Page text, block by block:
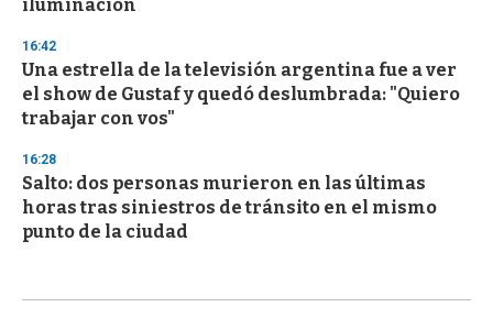
iluminación
16:42
Una estrella de la televisión argentina fue a ver
el show de Gustaf y quedó deslumbrada: "Quiero
trabajar con vos"
16:28
Salto: dos personas murieron en las últimas
horas tras siniestros de tránsito en el mismo
punto de la ciudad